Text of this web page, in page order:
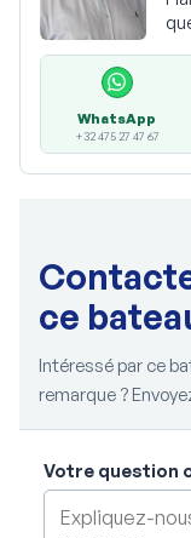
WhatsApp
+32 475 27 47 67
ce
Intéressé par ce
remarque ?
Votre question